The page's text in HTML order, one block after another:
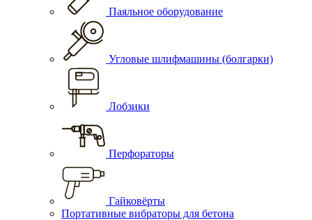
Паяльное оборудование
Угловые шлифмашины (болгарки)
Лобзики
Перфораторы
Гайковёрты
Портативные вибраторы для бетона